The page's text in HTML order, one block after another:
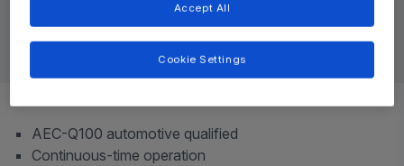
AEC-Q100 automotive qualified
Continuous-time operation
Accept All
Cookie Settings